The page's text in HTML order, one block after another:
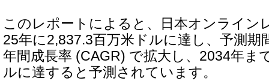
このレポートによると、日本オンライン
25年に2,837.3百万米ドルに達し、予測期
年間成長率 (CAGR) で拡大し、2034年ま
ルに達すると予測されています。